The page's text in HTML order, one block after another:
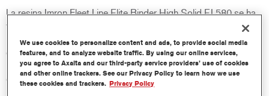
La resina Imron Fleet Line Elite Binder High Solid EL580 se ha
formulado para ser usada con Imron Fleet Line Elite 3.5 VOC
2K PU Topcoat, un acabado 2K de la gama Imron Fleet Line
que cumple la legislación VOC. Imron Fleet Line Elite Binder
High Solid EL580 ayuda a conseguir un brillo intenso sobre
grandes superficies planas.
We use cookies to personalize content and ads, to provide social media
features, and to analyze website traffic. By using our online services,
you agree to Axalta and our third-party service providers’ use of cookies
and other online trackers. See our Privacy Policy to learn how we use
these cookies and trackers. Privacy Policy